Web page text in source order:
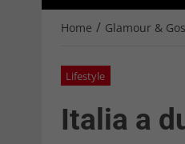
Home / Glamour &
Lifestyle
Italia a